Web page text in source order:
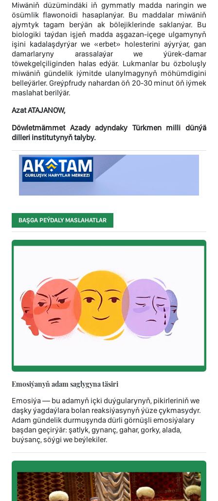
Miwäniň düzümindäki iň gymmatly madda naringin we
ösümlik flawonoidi hasaplanýar. Bu maddalar miwäniň
ajymtyk tagam berýän ak bölejiklerinde saklanýar. Bu
biologiki taýdan işjeň madda aşgazan-içege ulgamynyň
işini kadalaşdyrýar we «erbet» holesterini aýyrýar, gan
damarlaryny arassalaýar we ýürek-damar
töwekgelçiliginden halas edýär. Lukmanlar bu özboluşly
miwäniň gündelik iýmitde ulanylmagynyň möhümdigini
belleýärler. Greýpfrudy nahardan öň 20-30 minut öň iýmek
maslahat berilýär.
Azat ATAJANOW,
Döwletmämmet Azady adyndaky Türkmen milli dünýä
dilleri institutynyň talyby.
BAŞGA PEÝDALY MASLAHATLAR
Emosiýanyň adam saglygyna täsiri
Emosiýa — bu adamyň içki duýgularynyň, pikirleriniň we
daşky ýagdaýlara bolan reaksiýasynyň ýüze çykmasydyr.
Adam gündelik durmuşynda dürli görnüşli emosiýalary
başdan geçirýär: şatlyk, gynanç, gahar, gorky, alada,
buýsanç, söýgi we beýlekiler.